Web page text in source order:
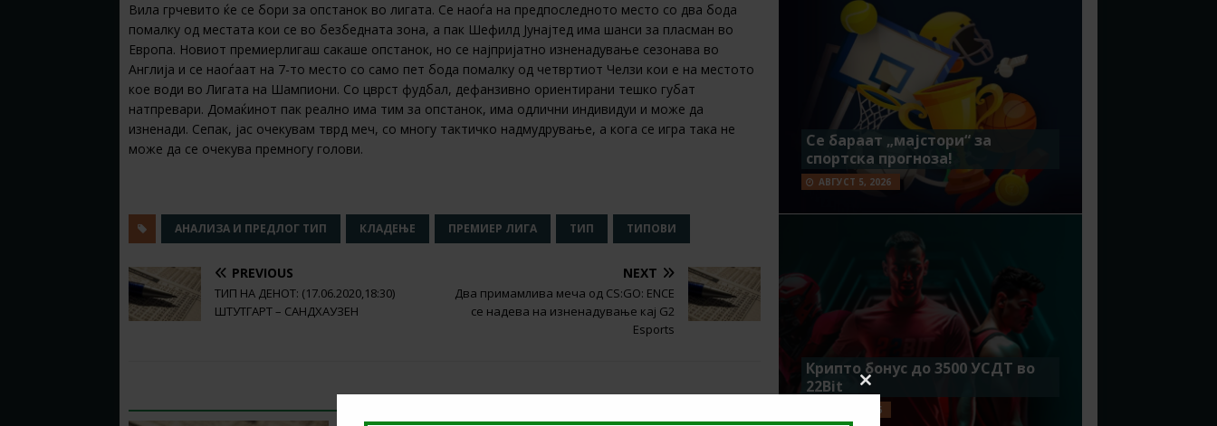
Вила грчевито ќе се бори за опстанок во лигата. Се наоѓа на предпоследното место со два бода
помалку од местата кои се во безбедната зона, а пак Шефилд Јунајтед има шанси за пласман во
Европа. Новиот премиерлигаш сакаше опстанок, но се најпријатно изненадување сезонава во
Англија и се наоѓаат на 7-то место со само пет бода помалку од четвртиот Челзи кои е на местото
кое води во Лигата на Шампиони. Со цврст фудбал, дефанзивно ориентирани тешко губат
натпревари. Домаќинот пак реално има тим за опстанок, има одлични индивидуи и може да
изненади. Сепак, јас очекувам тврд меч, со многу тактичко надмудрување, а кога се игра така не
може да се очекува премногу голови.
АНАЛИЗА И ПРЕДЛОГ ТИП КЛАДЕЊЕ ПРЕМИЕР ЛИГА ТИП ТИПОВИ
PREVIOUS
ТИП НА ДЕНОТ: (17.06.2020,18:30)
ШТУТГАРТ – САНДХАУЗЕН
NEXT
Два примамлива меча од CS:GO: ENCE
се надева на изненадување кај G2
Esports
Се бараат „мајстори“ за
спортска прогноза!
АВГУСТ 5, 2026
Крипто бонус до 3500 УСДТ во
22Bit
ЈУЛИ 29, 2026
Close
this
module